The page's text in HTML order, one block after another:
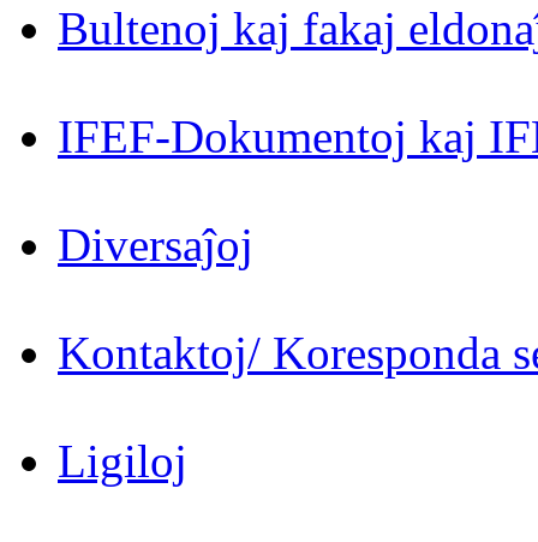
Bultenoj kaj fakaj
IFEF-Dokumentoj kaj
Diversaĵoj
Kontaktoj/ Koresponda
Ligiloj